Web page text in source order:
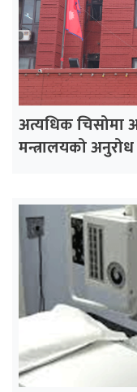
अत्यधिक चिसोमा
मन्त्रालयको अनुरोध